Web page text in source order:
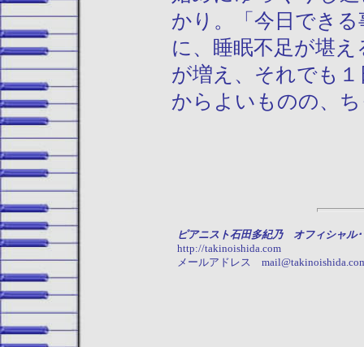
かり。「今日でき
に、睡眠不足が堪
が増え、それでも
からよいものの、
ピアニスト石田多紀乃 オフィシャル･
http://takinoishida.com
メールアドレス